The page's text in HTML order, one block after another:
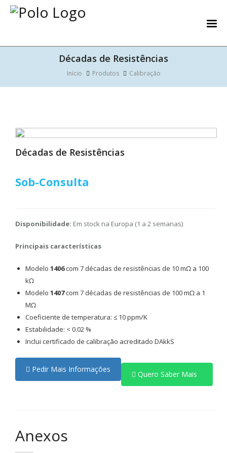
Décadas de Resistências
Início Produtos Calibração
Décadas de Resistências
Sob-Consulta
Disponibilidade: Em stock na Europa (1 a 2 semanas)
Principais características
Modelo 1406com 7 décadas de resistências de 10 mΩ a 100
kΩ
Modelo 1407com 7 décadas de resistências de 100 mΩ a 1
MΩ
Coeficiente de temperatura: ≤ 10 ppm/K
Estabilidade: < 0.02 %
Inclui certificado de calibração acreditado DAkkS
Pedir Mais Informações
Quero Saber Mais
Anexos